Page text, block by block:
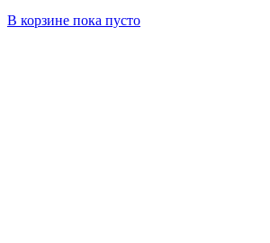
В корзине пока пусто